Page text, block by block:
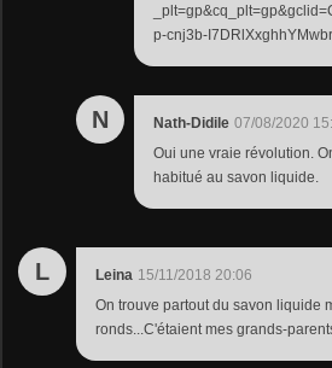
p-cnj3b-
N Nath-Didile 07/08/2020
Oui une vraie révolution.
habitué au savon liquide.
L Leina 15/11/2018 20:06
On trouve partout du savon liquide
ronds...C'étaient mes grands-